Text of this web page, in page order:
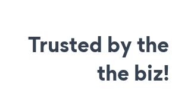
Trusted by
the biz!